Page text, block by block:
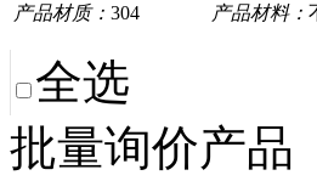
产品材质： 304 产品材料：
全选
批量询价产品